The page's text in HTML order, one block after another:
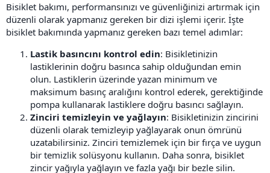
Bisiklet bakımı, performansınızı ve güvenliğinizi artırmak için
düzenli olarak yapmanız gereken bir dizi işlemi içerir. İşte
bisiklet bakımında yapmanız gereken bazı temel adımlar:
Lastik basıncını kontrol edin: Bisikletinizin
lastiklerinin doğru basınca sahip olduğundan emin
olun. Lastiklerin üzerinde yazan minimum ve
maksimum basınç aralığını kontrol ederek, gerektiğinde
pompa kullanarak lastiklere doğru basıncı sağlayın.
Zinciri temizleyin ve yağlayın: Bisikletinizin zincirini
düzenli olarak temizleyip yağlayarak onun ömrünü
uzatabilirsiniz. Zinciri temizlemek için bir fırça ve uygun
bir temizlik solüsyonu kullanın. Daha sonra, bisiklet
zincir yağıyla yağlayın ve fazla yağı bir bezle silin.